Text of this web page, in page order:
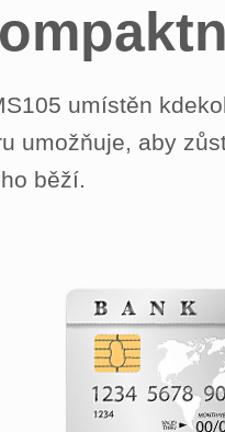
umístěn
umožňuje, aby
běží.